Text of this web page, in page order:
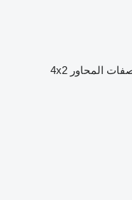
المحاور 4x2